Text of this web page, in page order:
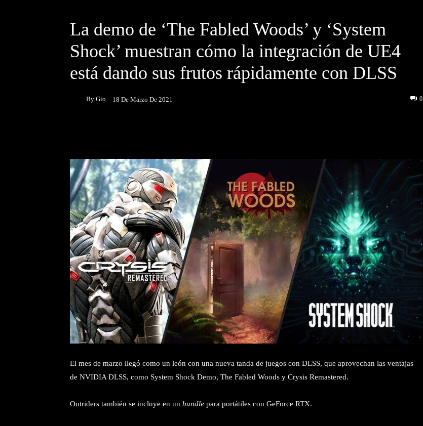
La demo de ‘The Fabled Woods’ y ‘System
Shock’ muestran cómo la integración de UE4
está dando sus frutos rápidamente con DLSS
By Gio 18 De Marzo De 2021 0
El mes de marzo llegó como un león con una nueva tanda de juegos con DLSS, que aprovechan las ventajas
de NVIDIA DLSS, como System Shock Demo, The Fabled Woods y Crysis Remastered.
Outriders también se incluye en un bundle para portátiles con GeForce RTX.